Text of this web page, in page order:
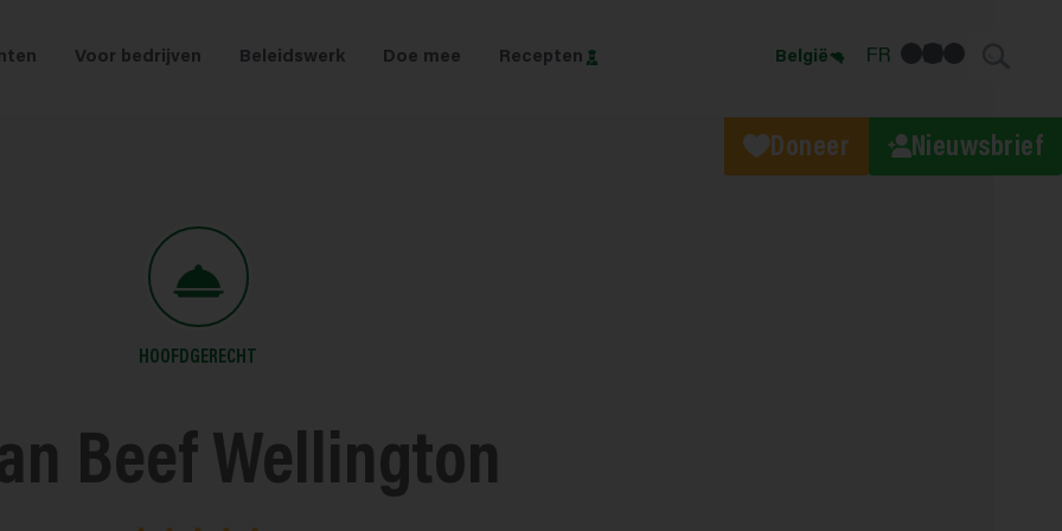
Voor bedrijven Beleidswerk Doe mee Recepten België FR facebook linkedin Instagram
Doneer Nieuwsbrief
HOOFDGERECHT
Beef Wellington